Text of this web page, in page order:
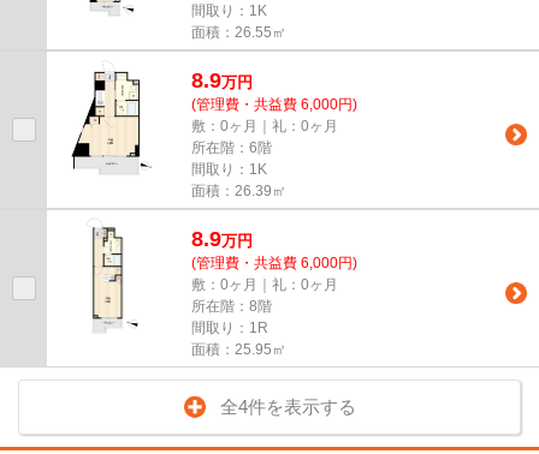
間取り：1K
面積：26.55㎡
8.9万円
(管理費・共益費 6,000円)
敷：0ヶ月｜礼：0ヶ月
所在階：6階
間取り：1K
面積：26.39㎡
8.9万円
(管理費・共益費 6,000円)
敷：0ヶ月｜礼：0ヶ月
所在階：8階
間取り：1R
面積：25.95㎡
全4件を表示する